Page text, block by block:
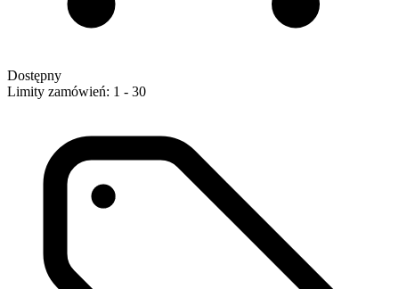
Dostępny
Limity zamówień: 1 - 30